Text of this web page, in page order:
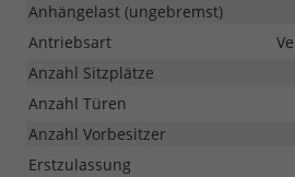
Anhängelast (ungebremst)
Antriebsart
Anzahl Sitzplätze
Anzahl Türen
Anzahl Vorbesitzer
Erstzulassung